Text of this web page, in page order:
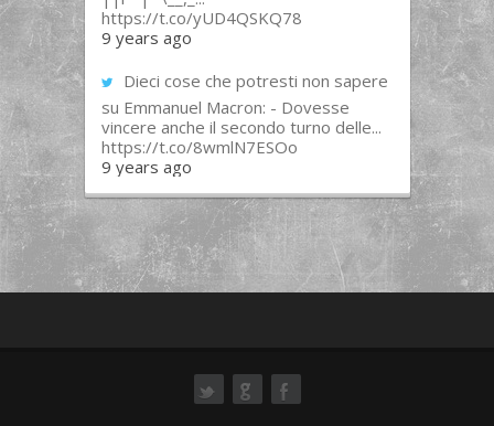
https://t.co/yUD4QSKQ78
9 years ago
Dieci cose che potresti non sapere
su Emmanuel Macron: - Dovesse
vincere anche il secondo turno delle...
https://t.co/8wmlN7ESOo
9 years ago